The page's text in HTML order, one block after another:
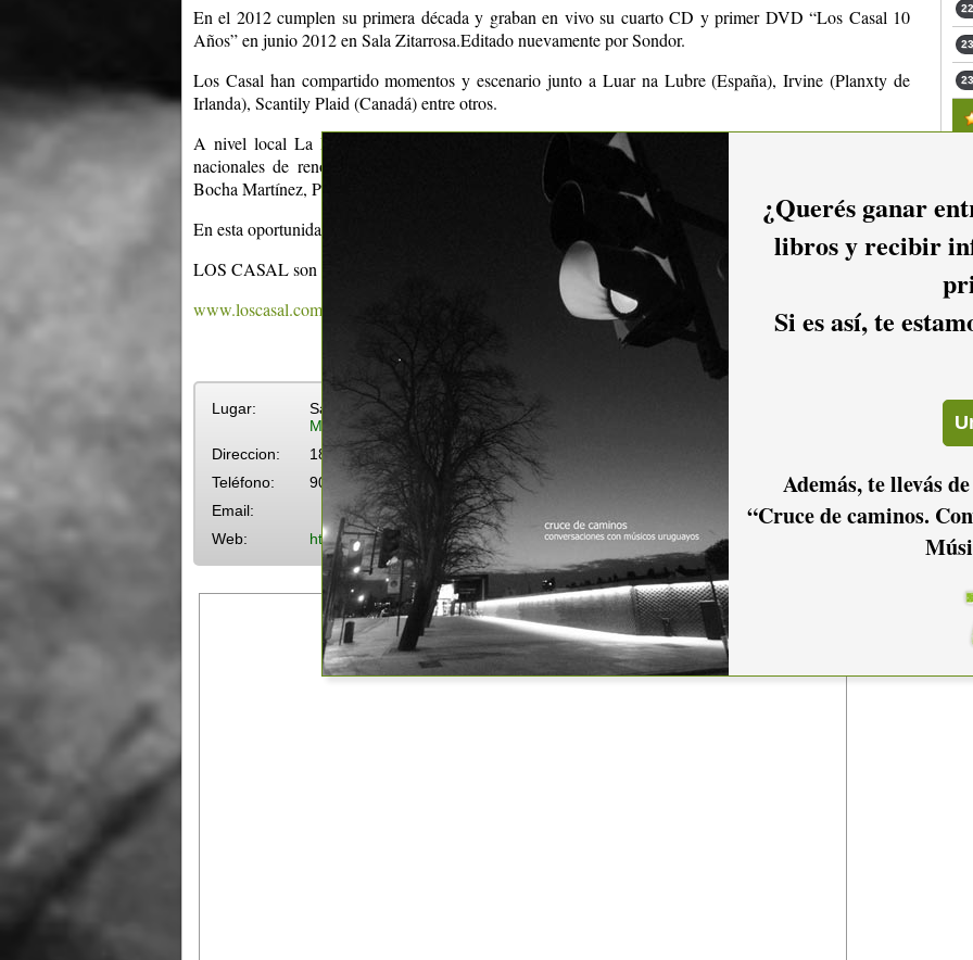
En el 2012 cumplen su primera década y graban en vivo su cuarto CD y primer DVD “Los Casal 10
Años” en junio 2012 en Sala Zitarrosa.Editado nuevamente por Sondor.
Los Casal han compartido momentos y escenario junto a Luar na Lubre (España), Irvine (Planxty de
Irlanda), Scantily Plaid (Canadá) entre otros.
A nivel local La Banda ha tenido el privilegio de compartir escenarios y grabar discos con artistas
nacionales de renombre como Fernando Cabrera, Curtidores de Hongos, Dani López, Noe Nuñez,
Bocha Martínez, Popo Romano, Karen Ann, entre otros.
En esta oportunidad la banda presentará material nuevo de su próximo 5to CD.
LOS CASAL son artistas exclusivos de SONDOR
www.loscasal.com
Lugar:
Sala Zitarrosa
Más eventos en Sala Zitarrosa
Direccion:
18 de Julio 1012
Teléfono:
901-1756 / 901-7303
Email:
Web:
http://www.salazitarrosa.com.uy
¿Querés ganar
libros y recibir
Si es así, te
Además, te llevás
“Cruce de caminos.